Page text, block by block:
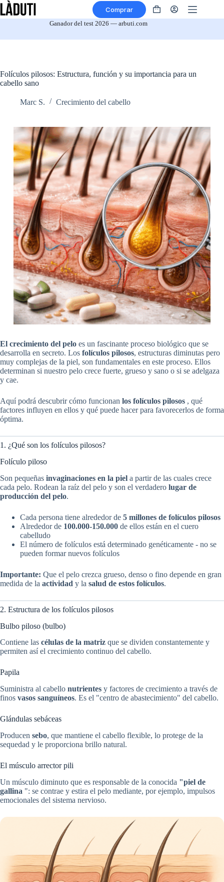
Ir
al
Comprar
Tu
Ganador del test 2026 — arbuti.com
Folículos pilosos: Estructura, función y su importancia para un
cabello sano
Marc S. Crecimiento del cabello
El crecimiento del pelo es un fascinante proceso biológico que se
desarrolla en secreto. Los folículos pilosos, estructuras diminutas pero
muy complejas de la piel, son fundamentales en este proceso. Ellos
determinan si nuestro pelo crece fuerte, grueso y sano o si se adelgaza
y cae.
Aquí podrá descubrir cómo funcionan los folículos pilosos , qué
factores influyen en ellos y qué puede hacer para favorecerlos de forma
óptima.
1. ¿Qué son los folículos pilosos?
Folículo piloso
Son pequeñas invaginaciones en la piel a partir de las cuales crece
cada pelo. Rodean la raíz del pelo y son el verdadero lugar de
producción del pelo.
Cada persona tiene alrededor de 5 millones de folículos pilosos
Alrededor de 100.000-150.000 de ellos están en el cuero
cabelludo
El número de folículos está determinado genéticamente - no se
pueden formar nuevos folículos
Importante: Que el pelo crezca grueso, denso o fino depende en gran
medida de la actividad y la salud de estos folículos.
2. Estructura de los folículos pilosos
Bulbo piloso (bulbo)
Contiene las células de la matriz que se dividen constantemente y
permiten así el crecimiento continuo del cabello.
Papila
Suministra al cabello nutrientes y factores de crecimiento a través de
finos vasos sanguíneos. Es el "centro de abastecimiento" del cabello.
Glándulas sebáceas
Producen sebo, que mantiene el cabello flexible, lo protege de la
sequedad y le proporciona brillo natural.
El músculo arrector pili
Un músculo diminuto que es responsable de la conocida "piel de
gallina ": se contrae y estira el pelo mediante, por ejemplo, impulsos
emocionales del sistema nervioso.